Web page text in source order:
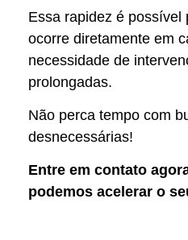
Essa rapidez é possível
ocorre diretamente em
necessidade de
prolongadas.
Não perca tempo com
desnecessárias!
Entre em contato
podemos acelerar o